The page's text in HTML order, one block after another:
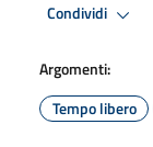
Condividi
Argomenti:
Tempo libero